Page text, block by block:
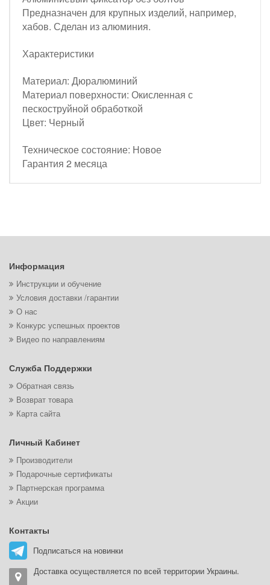
Предназначен для крупных изделий, например,
хабов. Сделан из алюминия.
Характеристики
Материал: Дюралюминий
Материал поверхности: Окисленная с
пескоструйной обработкой
Цвет: Черный
Техническое состояние: Новое
Гарантия 2 месяца
Информация
Инструкции и обучение
Условия доставки /гарантии
О нас
Конкурс успешных проектов
Видео по направлениям
Служба Поддержки
Обратная связь
Возврат товара
Карта сайта
Личный Кабинет
Производители
Подарочные сертификаты
Партнерская программа
Акции
Контакты
Подписаться на новинки
Доставка осуществляется по всей территории Украины.